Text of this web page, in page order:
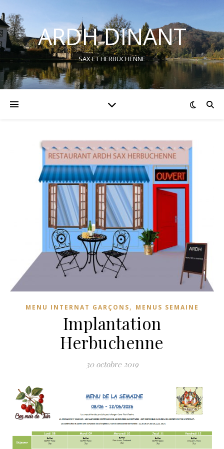
ARDH DINANT
SAX ET HERBUCHENNE
MENU INTERNAT GARÇONS, MENUS SEMAINE
Implantation
Herbuchenne
30 octobre 2019